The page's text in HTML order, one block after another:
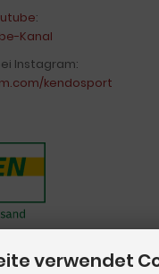
:
Kanal
Instagram:
kendosport
verwendet